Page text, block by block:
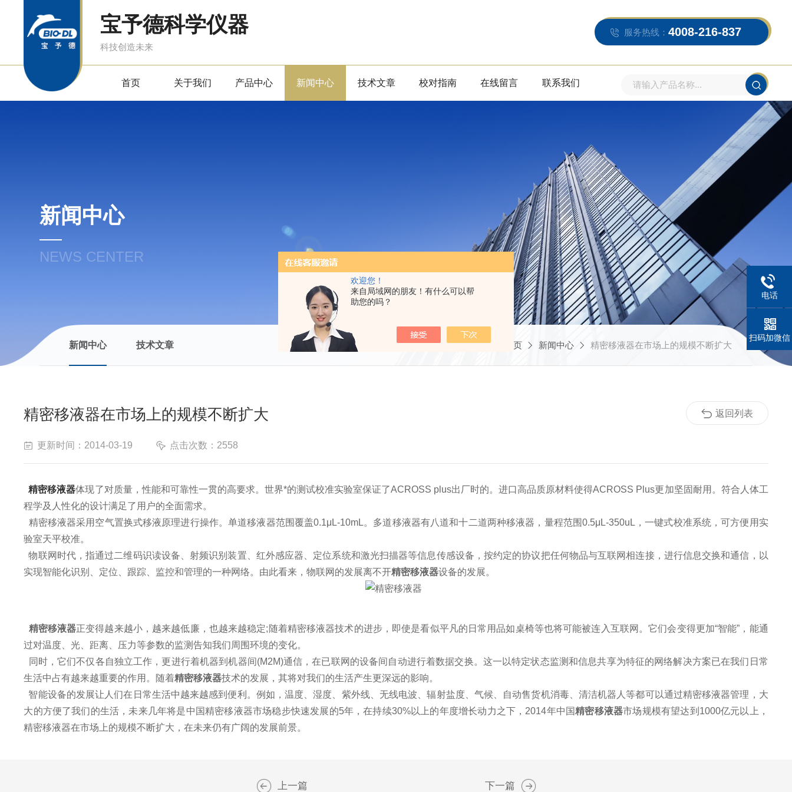
欢迎您！
来自局域网的朋友！有什么可以帮
助您的吗？
宝予德科学仪器
科技创造未来
服务热线： 4008-216-837
首页 关于我们 产品中心 新闻中心 技术文章 校对指南 在线留言 联系我们
新闻中心
NEWS CENTER
新闻中心 技术文章 当前位置： 首页 新闻中心 精密移液器在市场上的规模不断扩大
精密移液器在市场上的规模不断扩大
更新时间：2014-03-19 点击次数：2558
精密移液器体现了对质量，性能和可靠性一贯的高要求。世界*的测试校准实验室保证了ACROSS plus出厂时的。进口高品质原材料使得ACROSS Plus更加坚固耐用。符合人体工
程学及人性化的设计满足了用户的全面需求。
精密移液器采用空气置换式移液原理进行操作。单道移液器范围覆盖0.1μL-10mL。多道移液器有八道和十二道两种移液器，量程范围0.5μL-350uL，一键式校准系统，可方便用实
验室天平校准。
物联网时代，指通过二维码识读设备、射频识别装置、红外感应器、定位系统和激光扫描器等信息传感设备，按约定的协议把任何物品与互联网相连接，进行信息交换和通信，以
实现智能化识别、定位、跟踪、监控和管理的一种网络。由此看来，物联网的发展离不开精密移液器设备的发展。
精密移液器正变得越来越小，越来越低廉，也越来越稳定;随着精密移液器技术的进步，即使是看似平凡的日常用品如桌椅等也将可能被连入互联网。它们会变得更加“智能”，能通
过对温度、光、距离、压力等参数的监测告知我们周围环境的变化。
同时，它们不仅各自独立工作，更进行着机器到机器间(M2M)通信，在已联网的设备间自动进行着数据交换。这一以特定状态监测和信息共享为特征的网络解决方案已在我们日常
生活中占有越来越重要的作用。随着精密移液器技术的发展，其将对我们的生活产生更深远的影响。
智能设备的发展让人们在日常生活中越来越感到便利。例如，温度、湿度、紫外线、无线电波、辐射盐度、气候、自动售货机消毒、清洁机器人等都可以通过精密移液器管理，大
大的方便了我们的生活，未来几年将是中国精密移液器市场稳步快速发展的5年，在持续30%以上的年度增长动力之下，2014年中国精密移液器市场规模有望达到1000亿元以上，
精密移液器在市场上的规模不断扩大，在未来仍有广阔的发展前景。
返回列表
上一篇 下一篇
电话
扫码加微信